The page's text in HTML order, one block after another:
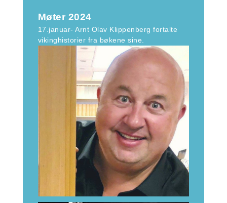
Møter 2024
17.januar- Arnt Olav Klippenberg fortalte
vikinghistorier fra bøkene sine.